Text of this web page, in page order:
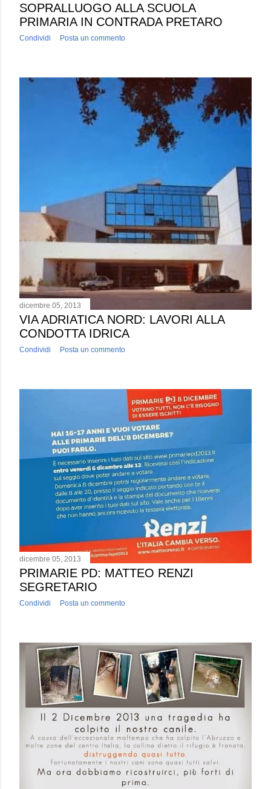
SOPRALLUOGO ALLA SCUOLA
PRIMARIA IN CONTRADA PRETARO
Condividi Posta un commento
dicembre 05, 2013
VIA ADRIATICA NORD: LAVORI ALLA
CONDOTTA IDRICA
Condividi Posta un commento
dicembre 05, 2013
PRIMARIE PD: MATTEO RENZI
SEGRETARIO
Condividi Posta un commento